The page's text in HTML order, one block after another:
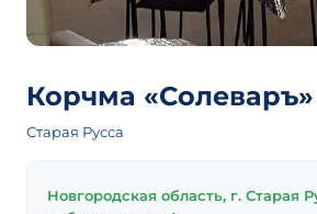
Корчма «Солеваръ»
Старая Русса
Новгородская область, г. Старая